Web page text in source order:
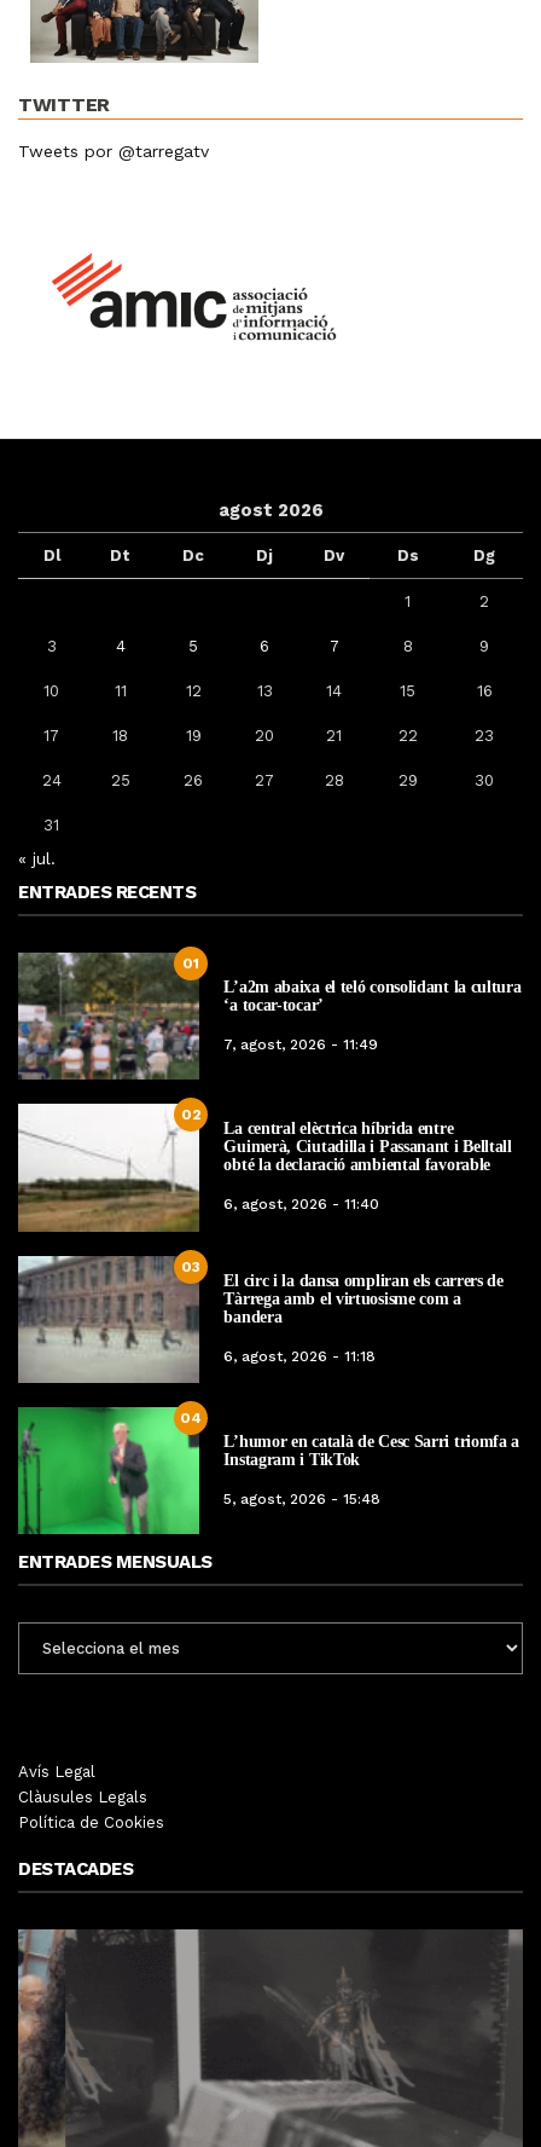
TWITTER
Tweets por @tarregatv
agost 2026
Dl Dt Dc Dj Dv Ds Dg
1 2
3 4 5 6 7 8 9
10 11 12 13 14 15 16
17 18 19 20 21 22 23
24 25 26 27 28 29 30
31
« jul.
ENTRADES RECENTS
01
L’a2m abaixa el teló consolidant la cultura
‘a tocar-tocar’
7, agost, 2026 - 11:49
02
La central elèctrica híbrida entre
Guimerà, Ciutadilla i Passanant i Belltall
obté la declaració ambiental favorable
6, agost, 2026 - 11:40
03
El circ i la dansa ompliran els carrers de
Tàrrega amb el virtuosisme com a
bandera
6, agost, 2026 - 11:18
04
L’humor en català de Cesc Sarri triomfa a
Instagram i TikTok
5, agost, 2026 - 15:48
ENTRADES MENSUALS
MENSUALS
Avís Legal
Clàusules Legals
Política de Cookies
DESTACADES